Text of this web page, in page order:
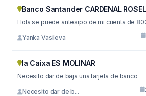
Banco Santander CARDENAL
Hola se puede antesipo de mi cuenta de
Yanka Vasileva
la Caixa ES MOLINAR
Necesito dar de baja una tarjeta de banco
Necesito dar de b...